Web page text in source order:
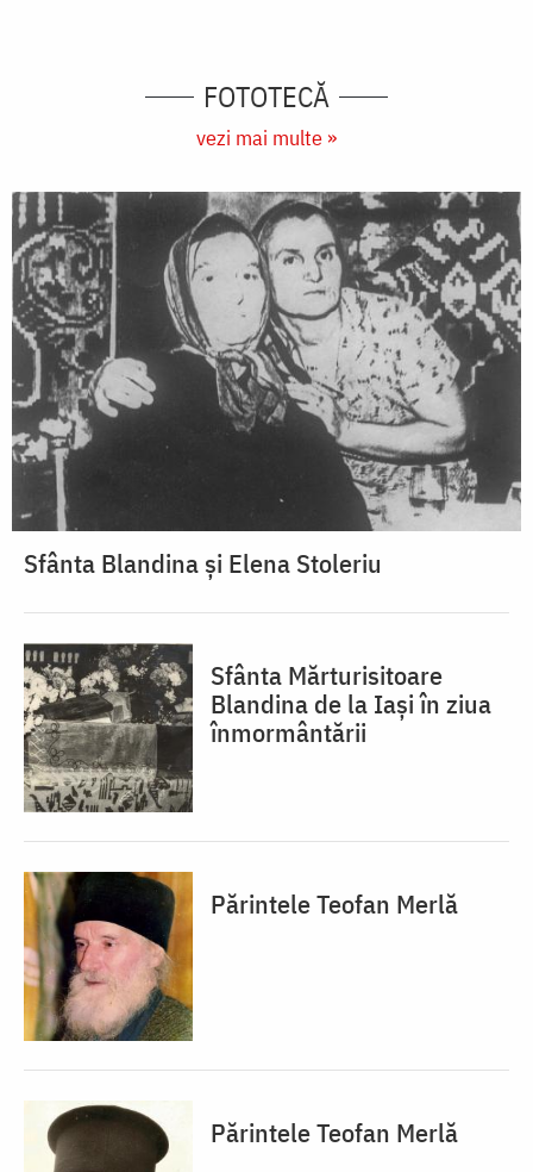
FOTOTECĂ
vezi mai multe »
Sfânta Blandina și Elena Stoleriu
Sfânta Mărturisitoare
Blandina de la Iași în ziua
înmormântării
Părintele Teofan Merlă
Părintele Teofan Merlă